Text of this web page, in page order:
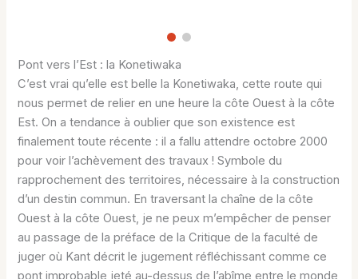
Pont vers l’Est : la Konetiwaka
C’est vrai qu’elle est belle la Konetiwaka, cette route qui
nous permet de relier en une heure la côte Ouest à la côte
Est. On a tendance à oublier que son existence est
finalement toute récente : il a fallu attendre octobre 2000
pour voir l’achèvement des travaux ! Symbole du
rapprochement des territoires, nécessaire à la construction
d’un destin commun. En traversant la chaîne de la côte
Ouest à la côte Ouest, je ne peux m’empêcher de penser
au passage de la préface de la Critique de la faculté de
juger où Kant décrit le jugement réfléchissant comme ce
pont improbable jeté au-dessus de l’abîme entre le monde